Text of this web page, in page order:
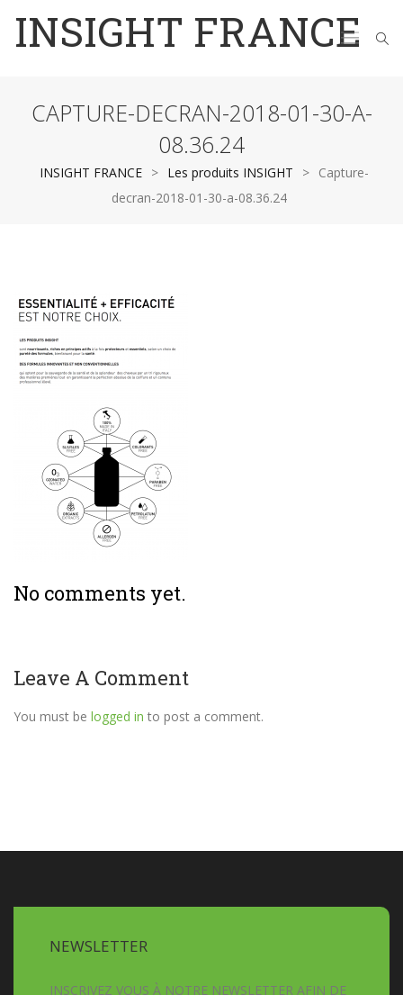
INSIGHT FRANCE
CAPTURE-DECRAN-2018-01-30-A-
08.36.24
INSIGHT FRANCE > Les produits INSIGHT > Capture-
decran-2018-01-30-a-08.36.24
No comments yet.
Leave A Comment
You must be logged in to post a comment.
NEWSLETTER
INSCRIVEZ VOUS À NOTRE NEWSLETTER AFIN DE